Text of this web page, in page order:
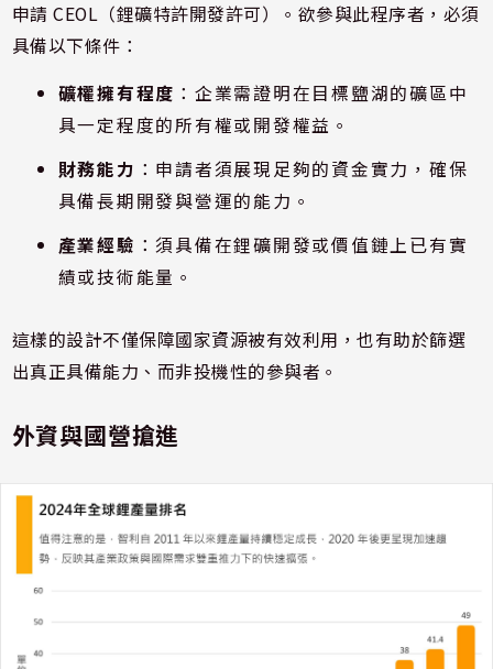
申請 CEOL（鋰礦特許開發許可）。欲參與此程序者，必須
具備以下條件：
礦權擁有程度 ：企業需證明在目標鹽湖的礦區中
具一定程度的所有權或開發權益。
財務能力 ：申請者須展現足夠的資金實力，確保
具備長期開發與營運的能力。
產業經驗 ：須具備在鋰礦開發或價值鏈上已有實
績或技術能量。
這樣的設計不僅保障國家資源被有效利用，也有助於篩選
出真正具備能力、而非投機性的參與者。
外資與國營搶進